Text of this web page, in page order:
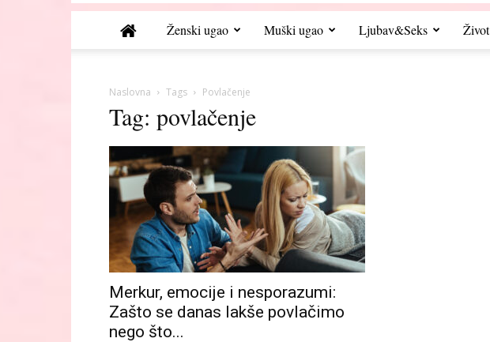
Ženski ugao Muški ugao Ljubav&Seks Život
Naslovna Tags Povlačenje
Tag: povlačenje
Merkur, emocije i nesporazumi:
Zašto se danas lakše povlačimo
nego što...